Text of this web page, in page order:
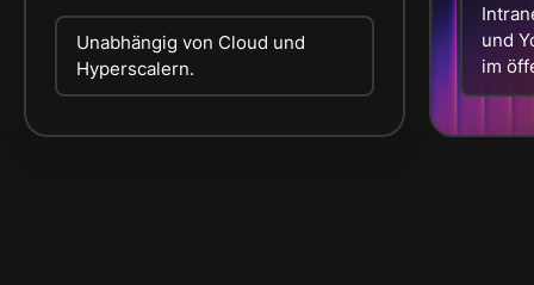
Unabhängig von Cloud und
Hyperscalern.
und
im